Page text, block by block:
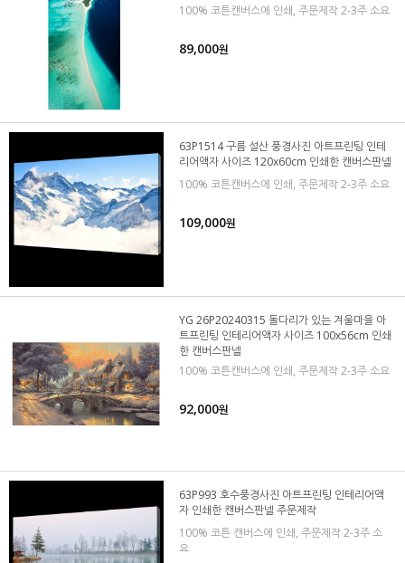
100% 코튼캔버스에 인쇄, 주문제작 2-3주 소요
89,000원
63P1514 구름 설산 풍경사진 아트프린팅 인테
리어액자 사이즈 120x60cm 인쇄한 캔버스판넬
100% 코튼캔버스에 인쇄, 주문제작 2-3주 소요
109,000원
YG 26P20240315 돌다리가 있는 겨울마을 아
트프린팅 인테리어액자 사이즈 100x56cm 인쇄
한 캔버스판넬
100% 코튼캔버스에 인쇄, 주문제작 2-3주 소요
92,000원
63P993 호수풍경사진 아트프린팅 인테리어액
자 인쇄한 캔버스판넬 주문제작
100% 코튼 캔버스에 인쇄, 주문제작 2-3주 소
요